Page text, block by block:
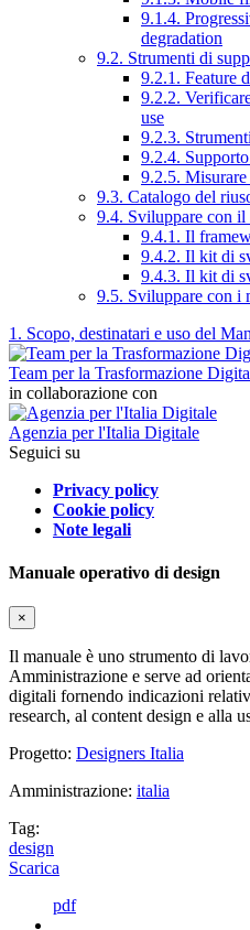
9.1.4.
degradation
9.2. Strumenti di
9.2.1. Feature
9.2.2.
use
9.2.3.
9.2.4.
9.2.5.
9.3. Catalogo del
9.4. Sviluppare con il
9.4.1. Il
9.4.2. Il kit di
9.4.3. Il kit di
9.5. Sviluppare con i
1. Scopo, destinatari e uso del
Team per la Trasformazione
in collaborazione con
Agenzia per l'Italia Digitale
Seguici su
Privacy policy
Cookie policy
Note legali
Manuale operativo di design
×
Il manuale è uno strumento di
Amministrazione e serve ad
digitali fornendo indicazioni
research, al content design e alla
Progetto: Designers Italia
Amministrazione: italia
Tag:
design
Scarica
pdf